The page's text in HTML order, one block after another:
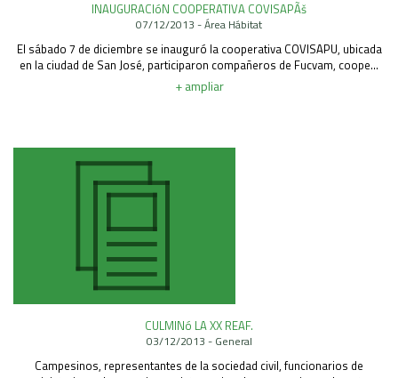
Acerca del Área
Programas
Recursos Digitales
INAUGURACIóN COOPERATIVA COVISAPÃš
07/12/2013 - Área Hábitat
El sábado 7 de diciembre se inauguró la cooperativa COVISAPU, ubicada
en la ciudad de San José, participaron compañeros de Fucvam, coope...
+ ampliar
CULMINó LA XX REAF.
03/12/2013 - General
Campesinos, representantes de la sociedad civil, funcionarios de